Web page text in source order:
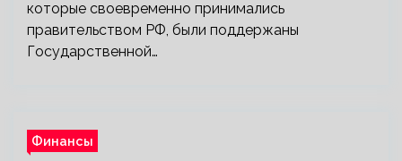
которые своевременно принимались
правительством РФ, были поддержаны
Государственной…
Финансы